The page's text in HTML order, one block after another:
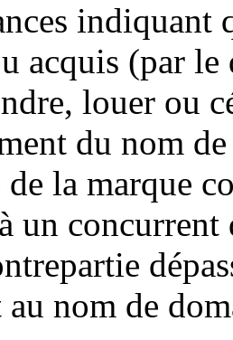
indiquant
acquis (par
louer ou
du nom
la marque
un
au nom de